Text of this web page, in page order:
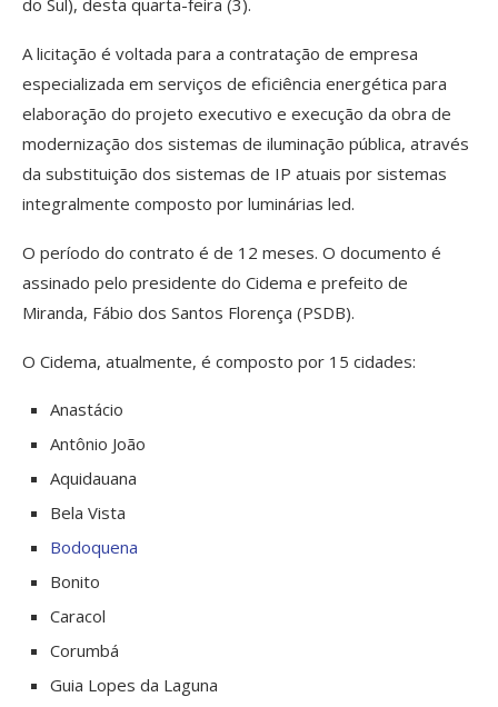
A licitação é voltada para a contratação de empresa
especializada em serviços de eficiência energética para
elaboração do projeto executivo e execução da obra de
modernização dos sistemas de iluminação pública, através
da substituição dos sistemas de IP atuais por sistemas
integralmente composto por luminárias led.
O período do contrato é de 12 meses. O documento é
assinado pelo presidente do Cidema e prefeito de
Miranda, Fábio dos Santos Florença (PSDB).
O Cidema, atualmente, é composto por 15 cidades:
Anastácio
Antônio João
Aquidauana
Bela Vista
Bodoquena
Bonito
Caracol
Corumbá
Guia Lopes da Laguna